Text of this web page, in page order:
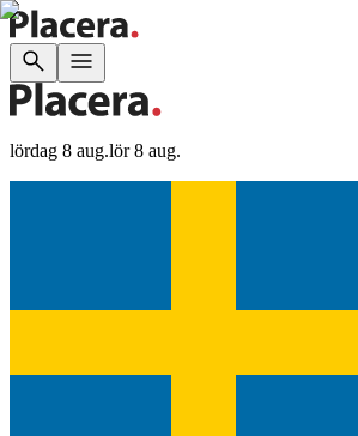
lördag 8 aug.lör 8 aug.